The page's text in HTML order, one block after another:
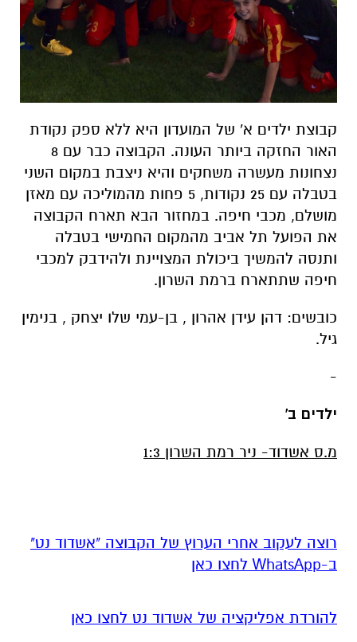
קבוצת ילדים א' של המועדון היא ללא ספק נקודת
האור החזקה ביותר העונה. הקבוצה כבר עם 8
נצחונות מעשרה משחקים והיא ניצבת במקום השני
בטבלה עם 25 נקודות, 5 פחות מהמוליכה עם מאזן
מושלם, מכבי חיפה. במחזור הבא תארח הקבוצה
את הפועל תל אביב מהמקום החמישי בטבלה
ותנסה להמשיך ביכולת המצויינת ולהידבק למכבי
חיפה שתתארח ברמת השרון.
כובשים: דהן עידן אהרון , בן-עמי שלו יצחק , בנימין
גיל.
-
ילדים ב'
מ.ס אשדוד- ניר רמת השרון 1:3
רוצה לעקוב אחרי הערוץ של הקבוצה "אשדוד נט"
ב-WhatsApp לחצו כאן
להורדת אפליקציה של אשדוד נט לחצו כאן